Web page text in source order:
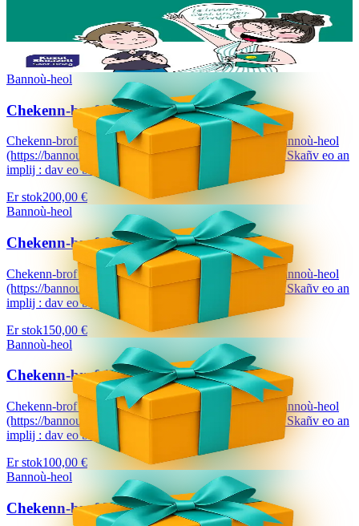
Ma’z oc’h gouest da lenn ar skrid-mañ, n’eo ket graet al levr-mañ
evidoc’h ! Met hep mar ebet e anavezit tud ha ne oaront ket
brezhoneg hag o deus skoliataet o...
Er stok13,00 €
Bannoù-heol
Chekenn-brof 200 €
Chekenn-brof a dalvezo ur bloavezh e holl lec'hienn Bannoù-heol
(https://bannouheol.com). Kaset e vo deoc'h dre bostel. Skañv eo an
implij : dav eo bizskrivañ...
Er stok200,00 €
Bannoù-heol
Chekenn-brof 150 €
Chekenn-brof a dalvezo ur bloavezh e holl lec'hienn Bannoù-heol
(https://bannouheol.com). Kaset e vo deoc'h dre bostel. Skañv eo an
implij : dav eo bizskrivañ...
Er stok150,00 €
Bannoù-heol
Chekenn-brof 100 €
Chekenn-brof a dalvezo ur bloavezh e holl lec'hienn Bannoù-heol
(https://bannouheol.com). Kaset e vo deoc'h dre bostel. Skañv eo an
implij : dav eo bizskrivañ...
Er stok100,00 €
Bannoù-heol
Chekenn-brof 70 €